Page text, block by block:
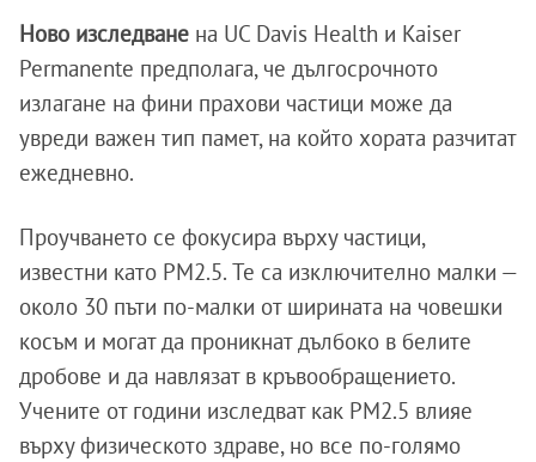
Ново изследване на UC Davis Health и Kaiser
Permanente предполага, че дългосрочното
излагане на фини прахови частици може да
увреди важен тип памет, на който хората разчитат
ежедневно.
Проучването се фокусира върху частици,
известни като PM2.5. Те са изключително малки —
около 30 пъти по-малки от ширината на човешки
косъм и могат да проникнат дълбоко в белите
дробове и да навлязат в кръвообращението.
Учените от години изследват как PM2.5 влияе
върху физическото здраве, но все по-голямо